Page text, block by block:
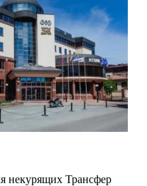
некурящих Трансфер